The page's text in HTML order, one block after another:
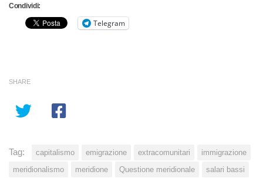
Condividi:
Telegram
SHARE
Tag: capitalismo emigrazione extracomunitari
immigrazione
meridionalismo
meridione Questione meridionale
salari bassi